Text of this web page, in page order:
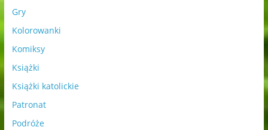
Gry
Kolorowanki
Komiksy
Książki
Książki katolickie
Patronat
Podróże